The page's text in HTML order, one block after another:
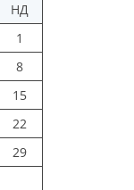
НД
1
8
15
22
29